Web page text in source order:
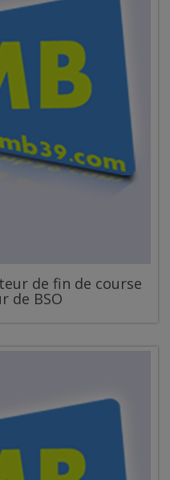
de fin de course
de BSO